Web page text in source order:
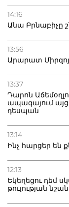
14:16
Անա Բրնաբիչը
13:56
Արարատ
13:37
Դարոն
ապագայում
դեսպան
13:14
Ինչ հարցեր են
12:13
Եկեղեցու դեմ
թուլության